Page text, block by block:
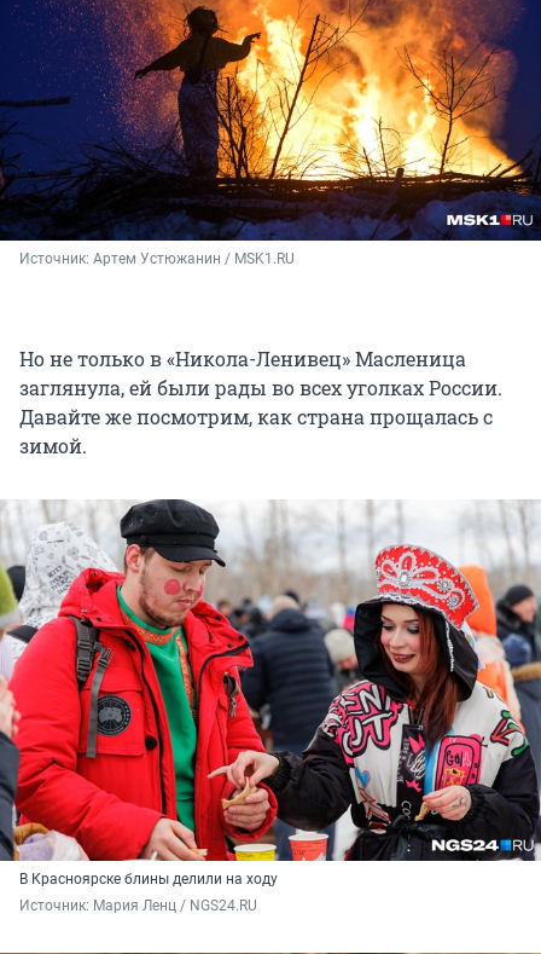
Источник: Артем Устюжанин / MSK1.RU
Но не только в «Никола-Ленивец» Масленица
заглянула, ей были рады во всех уголках России.
Давайте же посмотрим, как страна прощалась с
зимой.
В Красноярске блины делили на ходу
Источник: Мария Ленц / NGS24.RU